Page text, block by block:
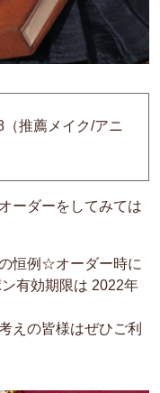
推薦メイク/アニ
ーダーをしてみては
恒例☆オーダー時に
有効期限は 2022年
えの皆様はぜひご利